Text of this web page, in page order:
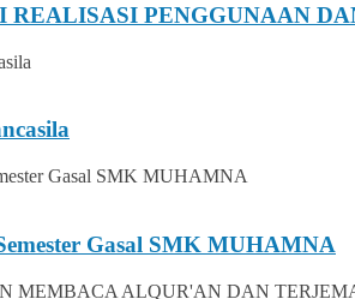
PENGGUNAAN
Gasal SMK MUHAMNA